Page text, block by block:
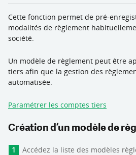
Cette fonction permet de pré-
modalités de règlement
société.
Un modèle de règlement peut être
tiers afin que la gestion des
automatisée.
Paramétrer les comptes tiers
Création d’un modèle de
Accédez la liste des modèles